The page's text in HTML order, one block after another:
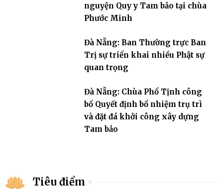
nguyện Quy y Tam bảo tại chùa
Phước Minh
Đà Nẵng: Ban Thường trực Ban
Trị sự triển khai nhiều Phật sự
quan trọng
Đà Nẵng: Chùa Phổ Tịnh công
bố Quyết định bổ nhiệm trụ trì
và đặt đá khởi công xây dựng
Tam bảo
Tiêu điểm